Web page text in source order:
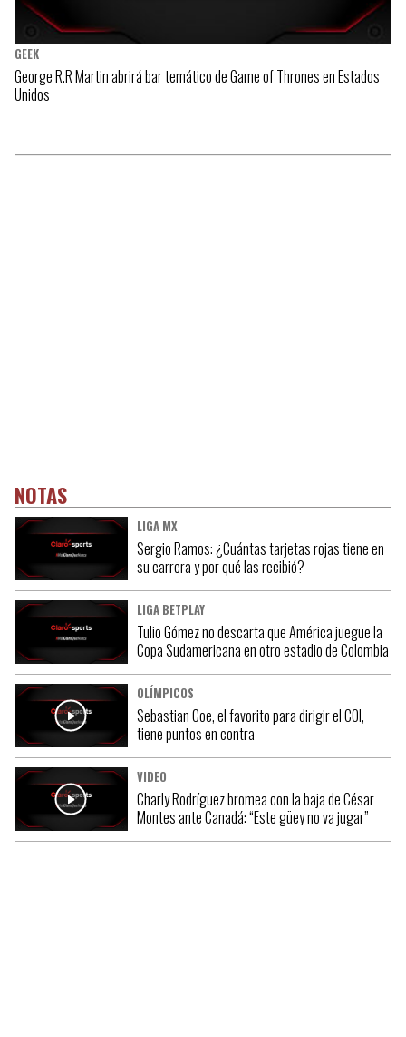
GEEK
George R.R Martin abrirá bar temático de Game of Thrones en Estados
Unidos
NOTAS
LIGA MX
Sergio Ramos: ¿Cuántas tarjetas rojas tiene en
su carrera y por qué las recibió?
LIGA BETPLAY
Tulio Gómez no descarta que América juegue la
Copa Sudamericana en otro estadio de Colombia
OLÍMPICOS
Sebastian Coe, el favorito para dirigir el COI,
tiene puntos en contra
VIDEO
Charly Rodríguez bromea con la baja de César
Montes ante Canadá: “Este güey no va jugar”